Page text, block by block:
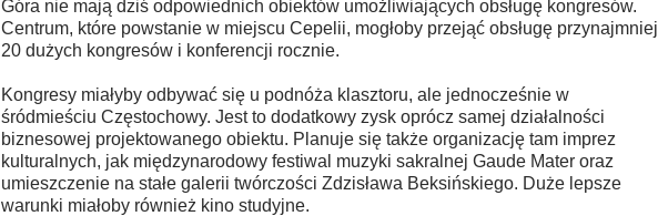
Góra nie mają dziś odpowiednich obiektów umożliwiających obsługę kongresów.
Centrum, które powstanie w miejscu Cepelii, mogłoby przejąć obsługę przynajmniej
20 dużych kongresów i konferencji rocznie.
Kongresy miałyby odbywać się u podnóża klasztoru, ale jednocześnie w
śródmieściu Częstochowy. Jest to dodatkowy zysk oprócz samej działalności
biznesowej projektowanego obiektu. Planuje się także organizację tam imprez
kulturalnych, jak międzynarodowy festiwal muzyki sakralnej Gaude Mater oraz
umieszczenie na stałe galerii twórczości Zdzisława Beksińskiego. Duże lepsze
warunki miałoby również kino studyjne.